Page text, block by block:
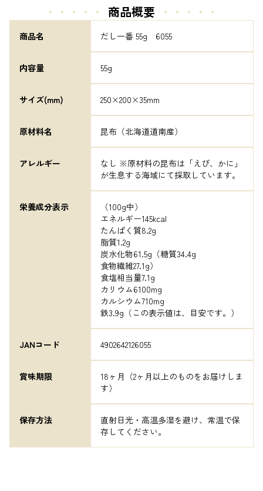
・・・・・ 商品概要 ・・・・・
商品名 だし一番 55g　6055
内容量 55g
サイズ(mm) 250×200×35mm
原材料名 昆布（北海道道南産）
アレルギー
なし ※原材料の昆布は「えび、かに」
が生息する海域にて採取しています。
栄養成分表示
（100g中）
エネルギー145kcal
たんぱく質8.2g
脂質1.2g
炭水化物61.5g（糖質34.4g
食物繊維27.1g）
食塩相当量7.1g
カリウム6100mg
カルシウム710mg
鉄3.9g（この表示値は、目安です。）
JANコード 4902642126055
賞味期限
18ヶ月（2ヶ月以上のものをお届けしま
す）
保存方法
直射日光・高温多湿を避け、常温で保
存してください。